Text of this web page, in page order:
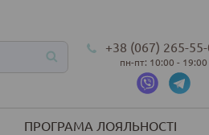
+38 (067) 265-
пн-пт: 10:00 - 19:00
ПРОГРАМА ЛОЯЛЬНОСТІ